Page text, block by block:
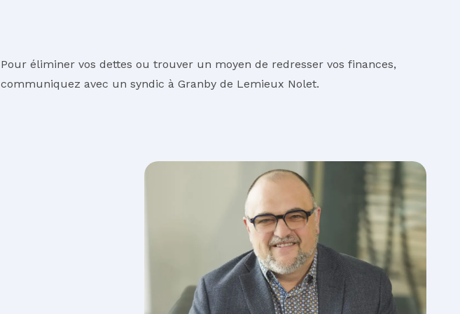
Pour éliminer vos dettes ou trouver un moyen de redresser vos finances,
communiquez avec un syndic à Granby de Lemieux Nolet.